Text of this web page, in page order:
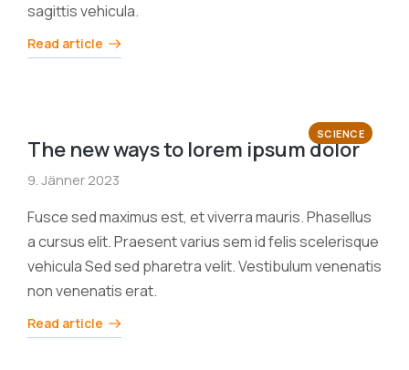
sagittis vehicula.
Read article
SCIENCE
The new ways to lorem ipsum dolor
9. Jänner 2023
Fusce sed maximus est, et viverra mauris. Phasellus
a cursus elit. Praesent varius sem id felis scelerisque
vehicula Sed sed pharetra velit. Vestibulum venenatis
non venenatis erat.
Read article